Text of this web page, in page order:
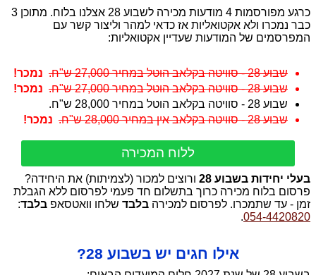
כרגע מפורסמות 4 מודעות מכירה לשבוע 28 אצלנו בלוח. מתוכן 3
כבר נמכרו ולא אקטואליות אז כדאי למהר וליצור קשר עם
המפרסמים של המודעות שעדיין אקטואליות:
שבוע 28 - סוויטה בקלאב הוטל במחיר 27,000 ש"ח.
שבוע 28 - סוויטה בקלאב הוטל במחיר 27,000 ש"ח.
שבוע 28 - סוויטה בקלאב הוטל במחיר 28,000 ש"ח.
שבוע 28 - סוויטה בקלאב אין במחיר 28,000 ש"ח.
ללוח המכירה
בעלי יחידות בשבוע 28
ורוצים למכור (לצמיתות) את היחידה?
פרסום בלוח מכירה כרוך בתשלום חד פעמי לפרסום ללא הגבלת
זמן - עד שתמכרו. לפרסום למכירה בלבד שלחו וואטסאפ בלבד:
054-4420820
.
אילו חגים יש בשבוע 28?